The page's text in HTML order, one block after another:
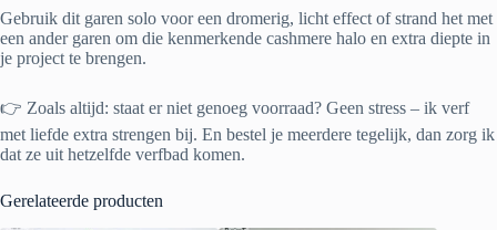
Gebruik dit garen solo voor een dromerig, licht effect of strand het met
een ander garen om die kenmerkende cashmere halo en extra diepte in
je project te brengen.
👉 Zoals altijd: staat er niet genoeg voorraad? Geen stress – ik verf
met liefde extra strengen bij. En bestel je meerdere tegelijk, dan zorg ik
dat ze uit hetzelfde verfbad komen.
Gerelateerde producten